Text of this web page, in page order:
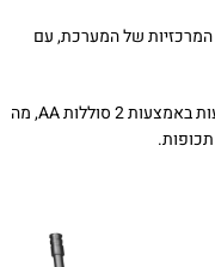
של המערכת, עם
זמן העבודה של המיקרופון הוא עד 14 שעות באמצעות 2 סוללות AA, מה